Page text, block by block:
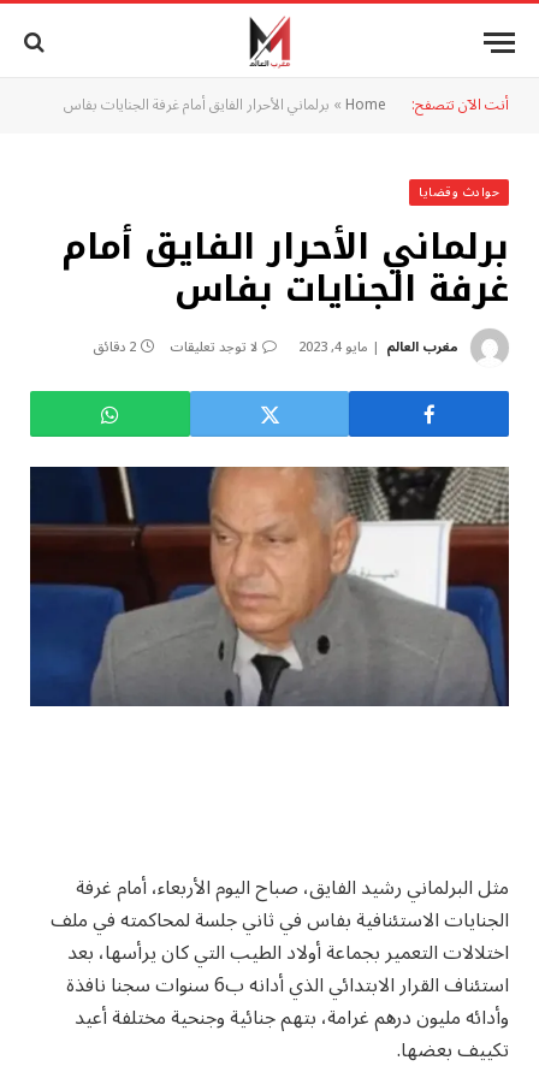
أنت الآن تتصفح: Home
» برلماني الأحرار الفايق أمام غرفة الجنايات بفاس
حوادث وقضايا
برلماني الأحرار الفايق أمام
غرفة الجنايات بفاس
مغرب العالم مايو 4, 2023 لا توجد تعليقات 2 دقائق
مثل البرلماني رشيد الفايق، صباح اليوم الأربعاء، أمام غرفة
الجنايات الاستئنافية بفاس في ثاني جلسة لمحاكمته في ملف
اختلالات التعمير بجماعة أولاد الطيب التي كان يرأسها، بعد
استئناف القرار الابتدائي الذي أدانه ب6 سنوات سجنا نافذة
وأدائه مليون درهم غرامة، بتهم جنائية وجنحية مختلفة أعيد
تكييف بعضها.